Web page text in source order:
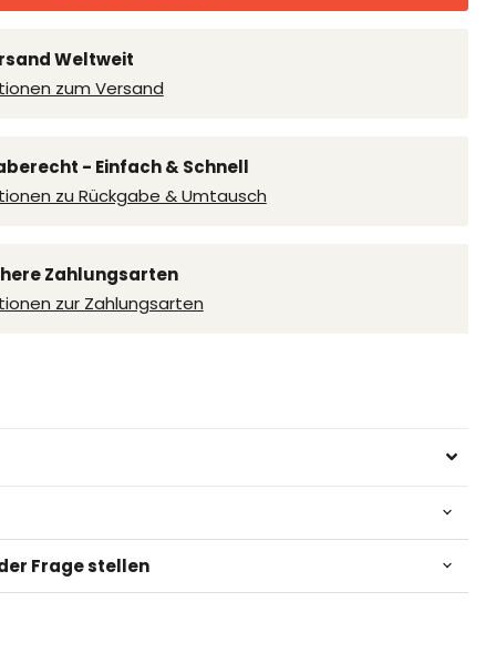
Weltweit
zum Versand
- Einfach & Schnell
zu Rückgabe & Umtausch
Zahlungsarten
zur Zahlungsarten
Frage stellen